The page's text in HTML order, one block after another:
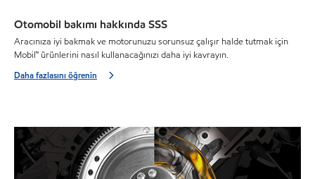
Otomobil bakımı hakkında SSS
Aracınıza iyi bakmak ve motorunuzu sorunsuz çalışır halde tutmak için
Mobil™ ürünlerini nasıl kullanacağınızı daha iyi kavrayın.
Daha fazlasını öğrenin